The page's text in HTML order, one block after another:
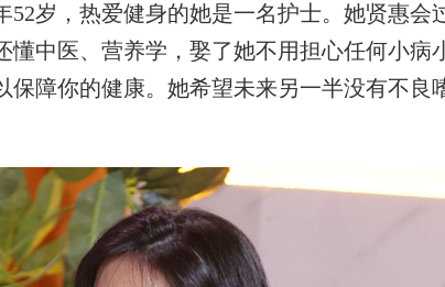
岁，热爱健身的她是一名护士。她贤惠会
懂中医、营养学，娶了她不用担心任何小病
保障你的健康。她希望未来另一半没有不良